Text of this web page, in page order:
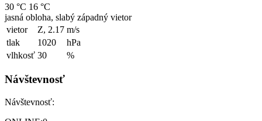
30 °C 16 °C
jasná obloha, slabý západný vietor
vietor
Z, 2.17 m/s
tlak
1020
hPa
vlhkosť 30 %
Návštevnosť
Návštevnosť: